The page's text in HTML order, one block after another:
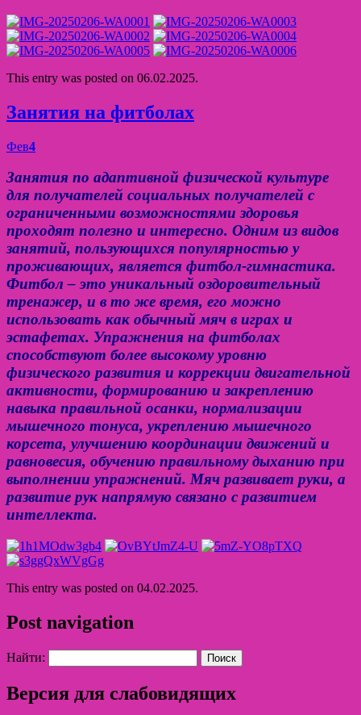
This entry was posted on 06.02.2025.
Занятия на фитболах
Фев4
Занятия по адаптивной физической культуре
для получателей социальных получателей с
ограниченными возможностями здоровья
проходят полезно и интересно. Одним из видов
занятий, пользующихся популярностью у
проживающих, является фитбол-гимнастика.
Фитбол – это уникальный оздоровительный
тренажер, и в то же время, его можно
использовать как обычный мяч в играх и
эстафетах. Упражнения на фитболах
способствуют более высокому уровню
физического развития и коррекции двигательной
активности, формированию и закреплению
навыка правильной осанки, нормализации
мышечного тонуса, укреплению мышечного
корсета, улучшению координации движений и
равновесия, обучению правильному дыханию при
выполнении упражнений. Мяч развивает руки, а
развитие рук напрямую связано с развитием
интеллекта.
This entry was posted on 04.02.2025.
Post navigation
Найти:
Версия для слабовидящих